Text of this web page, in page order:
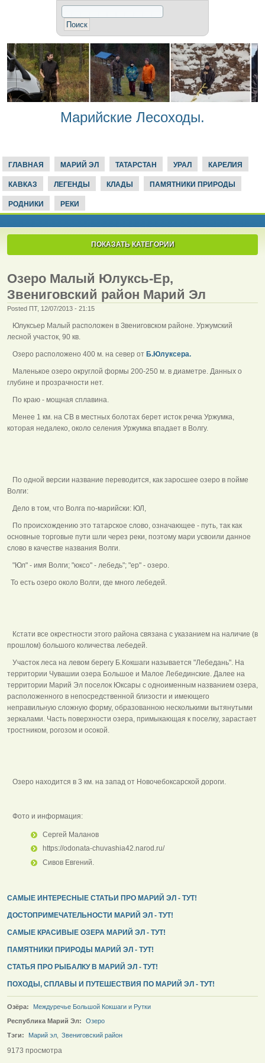
Марийские Лесоходы.
ГЛАВНАЯ МАРИЙ ЭЛ ТАТАРСТАН УРАЛ КАРЕЛИЯ
КАВКАЗ ЛЕГЕНДЫ КЛАДЫ ПАМЯТНИКИ ПРИРОДЫ
РОДНИКИ РЕКИ
ПОКАЗАТЬ КАТЕГОРИИ
Озеро Малый Юлуксь-Ер,
Звениговский район Марий Эл
Posted ПТ, 12/07/2013 - 21:15
Юлуксьер Малый расположен в Звениговском районе. Уржумский
лесной участок, 90 кв.
Озеро расположено 400 м. на север от Б.Юлуксера.
Маленькое озеро округлой формы 200-250 м. в диаметре. Данных о
глубине и прозрачности нет.
По краю - мощная сплавина.
Менее 1 км. на СВ в местных болотах берет исток речка Уржумка,
которая недалеко, около селения Уржумка впадает в Волгу.
По одной версии название переводится, как заросшее озеро в пойме
Волги:
Дело в том, что Волга по-марийски: ЮЛ,
По происхождению это татарское слово, означающее - путь, так как
основные торговые пути шли через реки, поэтому мари усвоили данное
слово в качестве названия Волги.
"Юл" - имя Волги; "юксо" - лебедь"; "ер" - озеро.
То есть озеро около Волги, где много лебедей.
Кстати все окрестности этого района связана с указанием на наличие (в
прошлом) большого количества лебедей.
Участок леса на левом берегу Б.Кокшаги называется "Лебедань". На
территории Чувашии озера Большое и Малое Лебединские. Далее на
территории Марий Эл поселок Юксары с одноименным названием озера,
расположенного в непосредственной близости и имеющего
неправильную сложную форму, образованною несколькими вытянутыми
зеркалами. Часть поверхности озера, примыкающая к поселку, зарастает
тростником, рогозом и осокой.
Озеро находится в 3 км. на запад от Новочебоксарской дороги.
Фото и информация:
Сергей Маланов
https://odonata-chuvashia42.narod.ru/
Сивов Евгений.
САМЫЕ ИНТЕРЕСНЫЕ СТАТЬИ ПРО МАРИЙ ЭЛ - ТУТ!
ДОСТОПРИМЕЧАТЕЛЬНОСТИ МАРИЙ ЭЛ - ТУТ!
САМЫЕ КРАСИВЫЕ ОЗЕРА МАРИЙ ЭЛ - ТУТ!
ПАМЯТНИКИ ПРИРОДЫ МАРИЙ ЭЛ - ТУТ!
СТАТЬЯ ПРО РЫБАЛКУ В МАРИЙ ЭЛ - ТУТ!
ПОХОДЫ, СПЛАВЫ И ПУТЕШЕСТВИЯ ПО МАРИЙ ЭЛ - ТУТ!
Озёра:
Междуречье Большой Кокшаги и Рутки
Республика Марий Эл:
Озеро
Тэги:
Марий эл Звениговский район
9173 просмотра